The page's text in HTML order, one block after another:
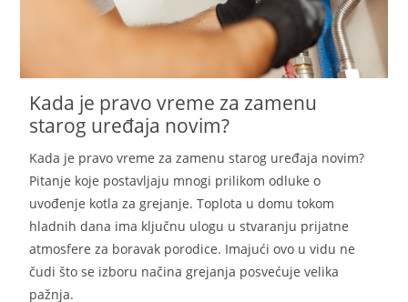
Kada je pravo vreme za zamenu
starog uređaja novim?
Kada je pravo vreme za zamenu starog uređaja novim?
Pitanje koje postavljaju mnogi prilikom odluke o
uvođenje kotla za grejanje. Toplota u domu tokom
hladnih dana ima ključnu ulogu u stvaranju prijatne
atmosfere za boravak porodice. Imajući ovo u vidu ne
čudi što se izboru načina grejanja posvećuje velika
pažnja.